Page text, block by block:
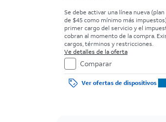
Se debe activar una línea nueva
de $45 como mínimo más
primer cargo del servicio y el
cobran al momento de la compra.
cargos, términos y restricciones.
Ve detalles de la oferta
Comparar
Ver ofertas de dispositivos